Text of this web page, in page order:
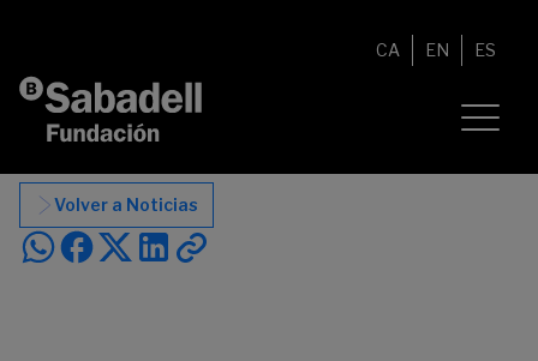
CA EN ES
Volver a Noticias